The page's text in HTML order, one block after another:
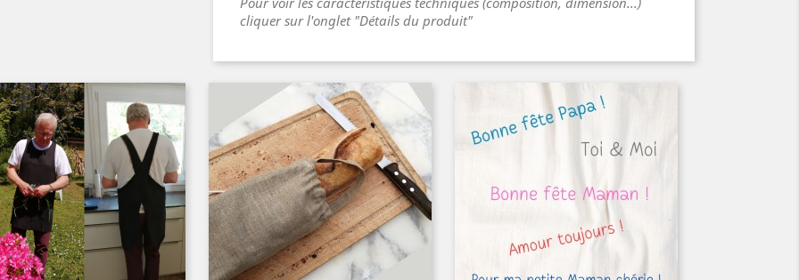
cliquer sur l'onglet "Détails du produit"